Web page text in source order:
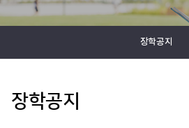
장학공지
장학공지